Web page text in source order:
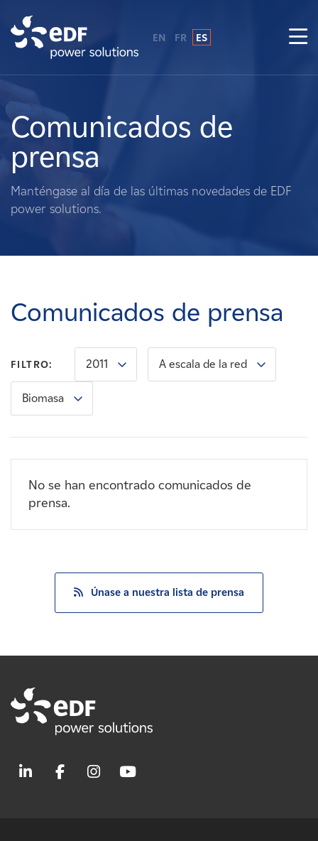
Sobre nosotros
Qué hacemos
Terratenientes
Carreras
Noticias
Contacte con
EN FR ES
Comunicados de
prensa
Manténgase al día de las últimas novedades de EDF
power solutions.
Comunicados de prensa
FILTRO: 2011 A escala de la red
Biomasa
No se han encontrado comunicados de
prensa.
Únase a nuestra lista de prensa